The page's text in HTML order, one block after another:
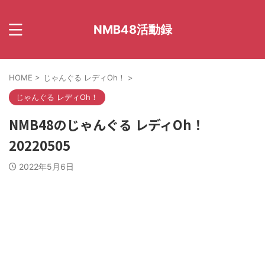
NMB48活動録
HOME > じゃんぐる レディOh！ >
じゃんぐる レディOh！
NMB48のじゃんぐる レディOh！
20220505
2022年5月6日